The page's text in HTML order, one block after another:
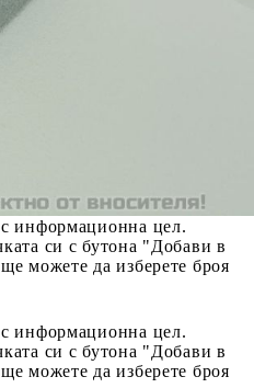
Adăugați produsul în
putea selecta detaliile
с информационна цел.
си с бутона "Добави в
можете да изберете броя
с информационна цел.
си с бутона "Добави в
можете да изберете броя